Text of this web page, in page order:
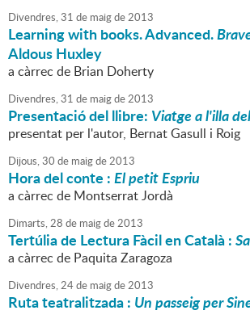
Divendres,31 de maigde2013
Learning with books. Advanced.
Aldous Huxley
a càrrec de Brian Doherty
Divendres,31 de maigde2013
Presentació del llibre: Viatge a l'illa
presentat per l'autor, Bernat Gasull i Roig
Dijous,30 de maigde2013
Hora del conte :El petit Espriu
a càrrec de Montserrat Jordà
Dimarts,28 de maigde2013
Tertúlia de Lectura Fàcil en Català :
a càrrec de Paquita Zaragoza
Divendres,24de maigde2013
Ruta teatralitzada : Un passeig per